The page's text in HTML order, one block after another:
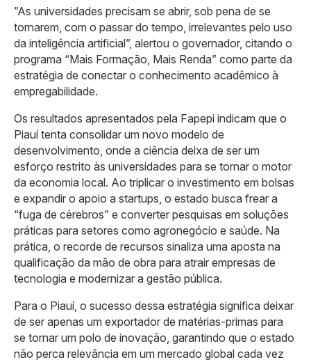
​”As universidades precisam se abrir, sob pena de se
tornarem, com o passar do tempo, irrelevantes pelo uso
da inteligência artificial”, alertou o governador, citando o
programa “Mais Formação, Mais Renda” como parte da
estratégia de conectar o conhecimento acadêmico à
empregabilidade.
Os resultados apresentados pela Fapepi indicam que o
Piauí tenta consolidar um novo modelo de
desenvolvimento, onde a ciência deixa de ser um
esforço restrito às universidades para se tornar o motor
da economia local. Ao triplicar o investimento em bolsas
e expandir o apoio a startups, o estado busca frear a
“fuga de cérebros” e converter pesquisas em soluções
práticas para setores como agronegócio e saúde. Na
prática, o recorde de recursos sinaliza uma aposta na
qualificação da mão de obra para atrair empresas de
tecnologia e modernizar a gestão pública.
Para o Piauí, o sucesso dessa estratégia significa deixar
de ser apenas um exportador de matérias-primas para
se tornar um polo de inovação, garantindo que o estado
não perca relevância em um mercado global cada vez